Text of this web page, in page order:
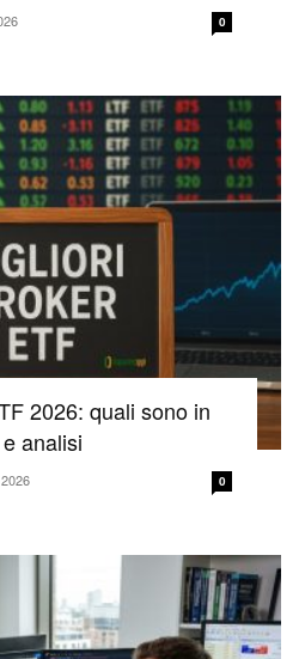
0
2026: quali sono in
analisi
0